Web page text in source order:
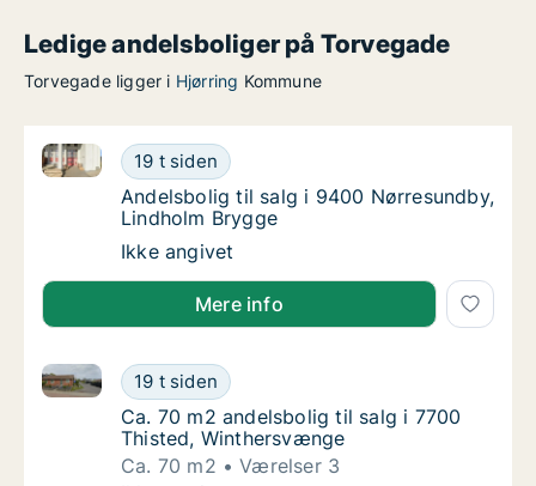
Ledige andelsboliger på Torvegade
Torvegade ligger i Hjørring Kommune
Andelsbolig til salg i 9400 Nørresundby,
19 t siden
Andelsbolig til salg i 9400 Nørresundby, Lindholm
Andelsbolig til salg i 9400 Nørresundby,
Andelsbolig til salg i 9400 Nørresundby,
Lindholm Brygge
Andelsbolig til salg i 9400 Nørresundby,
Ikke angivet
Mere info
Ca. 70 m2 andelsbolig til salg i 7700
19 t siden
Ca. 70 m2 andelsbolig til salg i 7700 Thisted,
Ca. 70 m2 andelsbolig til salg i 7700
Ca. 70 m2 andelsbolig til salg i 7700
Thisted, Winthersvænge
Ca. 70 m2
Værelser 3